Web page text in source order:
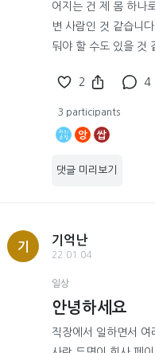
어지는 건 제 몸 하나
변 사람인 것 같습니
둬야 할 수도 있을 것
2 4
3 participants
앙 쌉
댓글 미리보기
기
기억난
22.01.04
일상
안녕하세요
직장에서 일하면서